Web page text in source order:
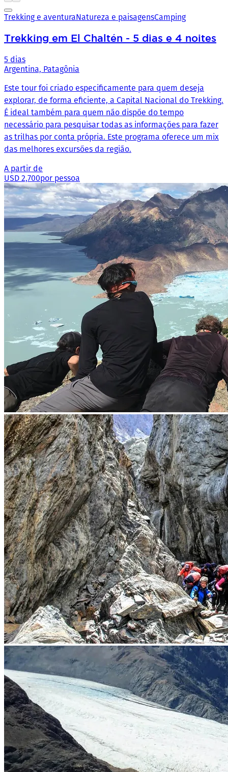
Trekking e aventuraNatureza e paisagensCamping
Trekking em El Chaltén - 5 dias e 4 noites
5 dias
Argentina, Patagônia
Este tour foi criado especificamente para quem deseja
explorar, de forma eficiente, a Capital Nacional do Trekking.
É ideal também para quem não dispõe do tempo
necessário para pesquisar todas as informações para fazer
as trilhas por conta própria. Este programa oferece um mix
das melhores excursões da região.
A partir de
USD 2,700por pessoa